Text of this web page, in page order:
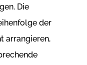
Die
der
arrangieren,